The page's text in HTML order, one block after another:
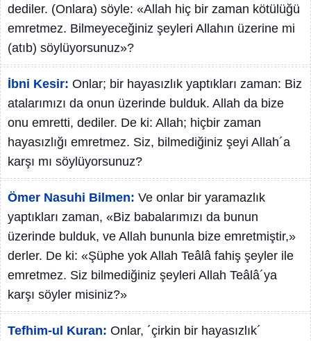
dediler. (Onlara) söyle: «Allah hiç bir zaman kötülüğü
emretmez. Bilmeyeceğiniz şeyleri Allahın üzerine mi
(atıb) söylüyorsunuz»?
İbni Kesir: Onlar; bir hayasızlık yaptıkları zaman: Biz
atalarımızı da onun üzerinde bulduk. Allah da bize
onu emretti, dediler. De ki: Allah; hiçbir zaman
hayasızlığı emretmez. Siz, bilmediğiniz şeyi Allah´a
karşı mı söylüyorsunuz?
Ömer Nasuhi Bilmen: Ve onlar bir yaramazlık
yaptıkları zaman, «Biz babalarımızı da bunun
üzerinde bulduk, ve Allah bununla bize emretmiştir,»
derler. De ki: «Şüphe yok Allah Teâlâ fahiş şeyler ile
emretmez. Siz bilmediğiniz şeyleri Allah Teâlâ´ya
karşı söyler misiniz?»
Tefhim-ul Kuran: Onlar, ´çirkin bir hayasızlık´